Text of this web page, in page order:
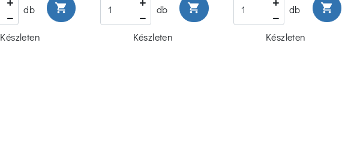
db shopping_cart
Készleten
db shopping_cart
Készleten
db shopping_cart
Készleten